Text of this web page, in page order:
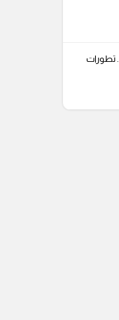
تطورات